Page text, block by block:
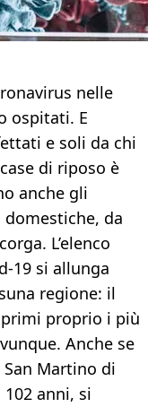
nelle
ospitati. E
e soli da chi
di riposo è
anche gli
da
L’elenco
19 si allunga
regione: il
proprio i più
Anche se
San Martino di
anni, si